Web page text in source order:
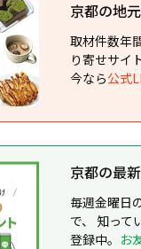
京都の地
取材件数年
り寄せサイ
今なら公式
京都の最
毎週金曜日
で、 知って
登録中。 お